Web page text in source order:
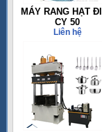
MÁY RANG HẠT
CY 50
Liên hệ